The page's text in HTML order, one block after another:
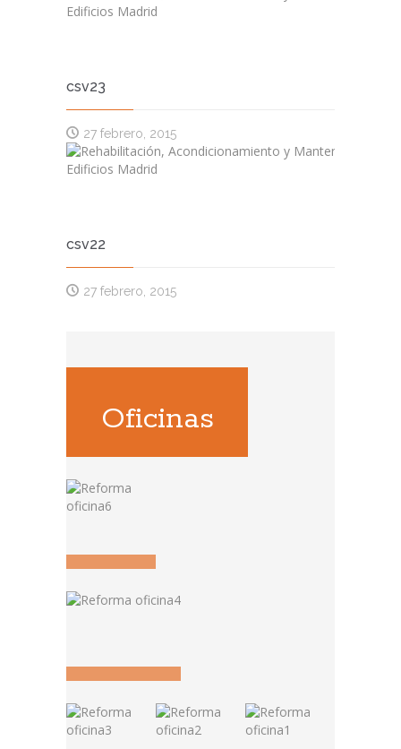
csv23
27 febrero, 2015
csv22
27 febrero, 2015
Oficinas